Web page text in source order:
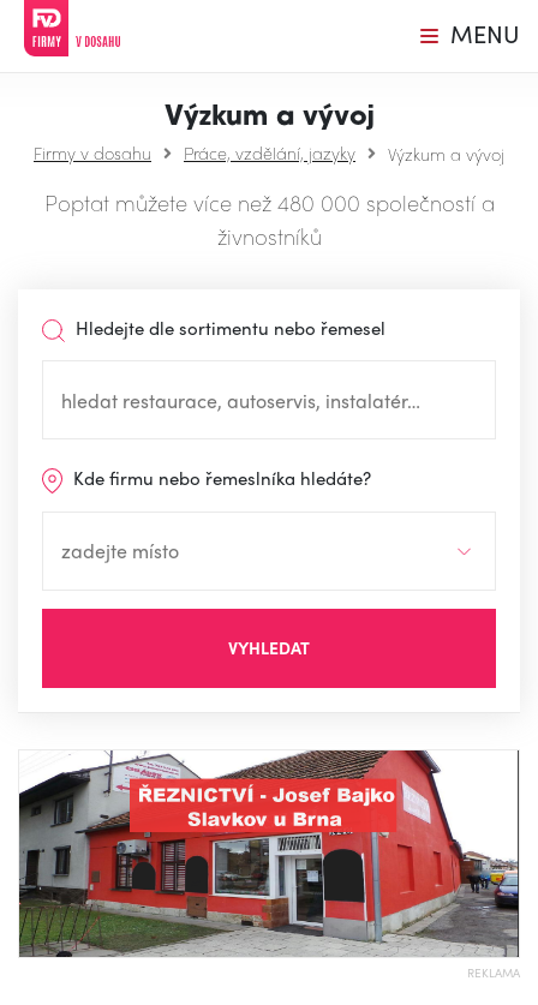
MENU
Výzkum a vývoj
Firmy v dosahu Práce, vzdělání, jazyky Výzkum a vývoj
Poptat můžete více než 480 000 společností a
živnostníků
Hledejte dle sortimentu nebo řemesel
Kde firmu nebo řemeslníka hledáte?
VYHLEDAT
REKLAMA